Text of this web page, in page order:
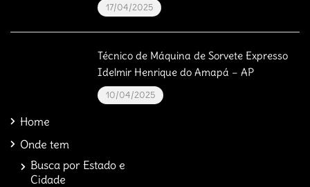
17/04/2025
Técnico de Máquina de Sorvete Expresso
Idelmir Henrique do Amapá – AP
10/04/2025
Home
Onde tem
Busca por Estado e
Cidade